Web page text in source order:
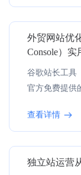
在以下几个方
忽略移动端
果监控与优化
基础设置、结
业...
外贸网站优
Console）实
谷歌站长工具
官方免费提供
搜索中的表现
取错误、移动
帮助你发现问
查看详情
独立站运营